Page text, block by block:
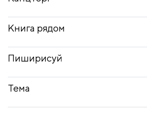
Книга рядом
Пиширисуй
Тема